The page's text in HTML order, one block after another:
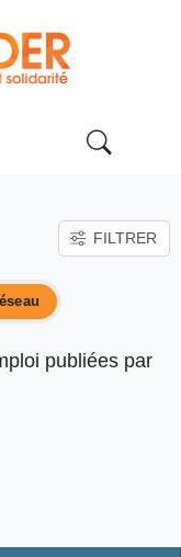
FILTRER
publiées par